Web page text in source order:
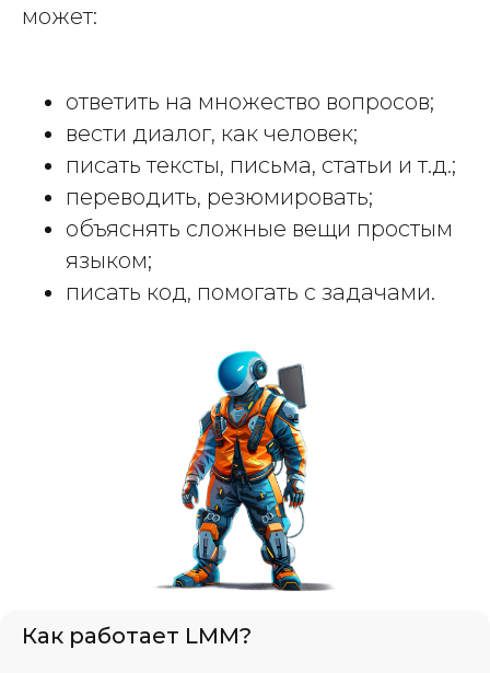
может:
ответить на множество вопросов;
вести диалог, как человек;
писать тексты, письма, статьи и т.д.;
переводить, резюмировать;
объяснять сложные вещи простым
языком;
писать код, помогать с задачами.
Как работает LMM?